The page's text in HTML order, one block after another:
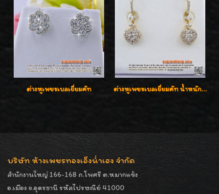
ต่างหูเพชรเบลเยี่ยมคัท ต่างหูเพชรเบลเยี่ยมคัท น้ำหนักเพชร 0.99 กะรัต ต่างหูห้อยตุ้งติ้งหัวใจสวยน่ารักใส่ได้ทุกวันค่ะ
บริษัท ห้างเพชรทองเอ็งน่ำเฮง จำกัด
สำนักงานใหญ่ 166-168 ถ.โพศรี ต.หมากแข้ง
อ.เมือง จ.อุดรธานี รหัสไปรษณีย์ 41000